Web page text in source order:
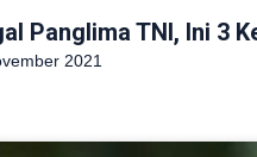
Panglima TNI, Ini 3
2021